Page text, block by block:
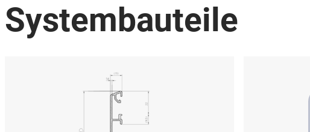
Systembauteile